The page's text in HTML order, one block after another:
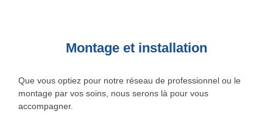
Montage et installation
Que vous optiez pour notre réseau de professionnel ou le
montage par vos soins, nous serons là pour vous
accompagner.